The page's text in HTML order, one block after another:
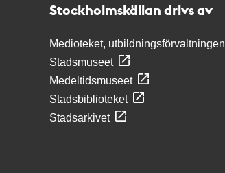
Stockholmskällan drivs av
Medioteket, utbildningsförvaltningen
Stadsmuseet
Medeltidsmuseet
Stadsbiblioteket
Stadsarkivet